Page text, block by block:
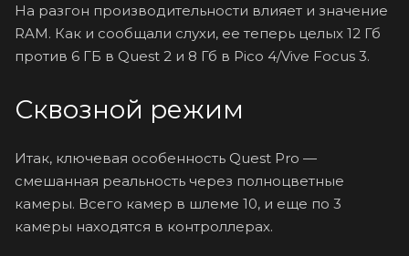
На разгон производительности влияет и значение
RAM. Как и сообщали слухи, ее теперь целых 12 Гб
против 6 ГБ в Quest 2 и 8 Гб в Pico 4/Vive Focus 3.
Сквозной режим
Итак, ключевая особенность Quest Pro —
смешанная реальность через полноцветные
камеры. Всего камер в шлеме 10, и еще по 3
камеры находятся в контроллерах.